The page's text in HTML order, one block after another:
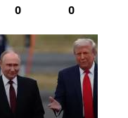
0 0